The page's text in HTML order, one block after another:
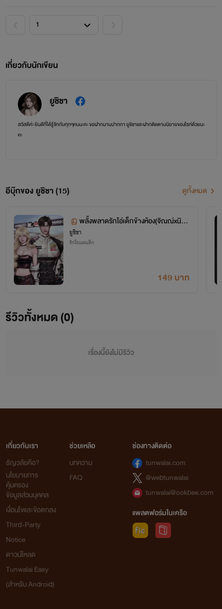
เกี่ยวกับนักเขียน
ยูชิชา
สวัสดีค่ะ ยินดีที่ได้รู้จักกับทุกๆคนนะคะ ขอฝากนามปากกา ยูชิชาและฝากติดตามนิยายของไรท์ด้วยนะ
คะ
อีบุ๊กของ ยูชิชา (15) ดูทั้งหมด
พลั้งพลาดรักไอ่เด็กข้างห้อง(จิณณ์xนิริ
น)
ยูชิชา
รักโรแมนติก
149 บาท
รีวิวทั้งหมด (0)
เรื่องนี้ยังไม่มีรีวิว
เกี่ยวกับเรา
ธัญวลัยคือ?
นโยบายการ
คุ้มครอง
ข้อมูลส่วนบุคคล
เงื่อนไขและข้อตกลง
Third-Party
Notice
ดาวน์โหลด
Tunwalai Easy
(สำหรับ Android)
ช่วยเหลือ
บทความ
FAQ
ช่องทางติดต่อ
tunwalai.com
@webtunwalai
tunwalai@ookbee.com
แพลตฟอร์มในเครือ